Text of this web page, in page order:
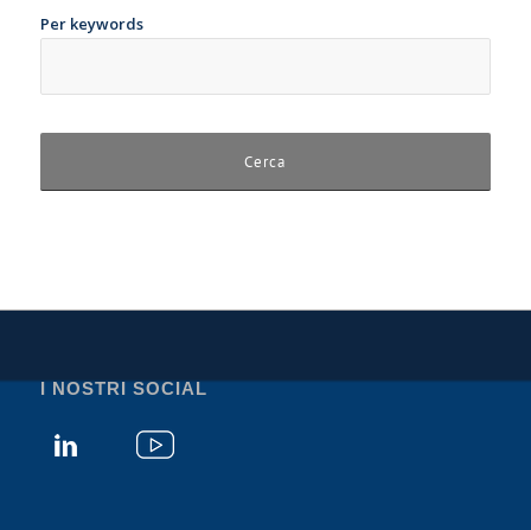
Per keywords
I NOSTRI SOCIAL